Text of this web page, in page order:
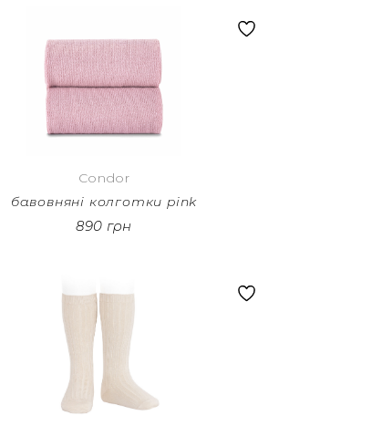
Condor
бавовняні колготки pink
890 грн